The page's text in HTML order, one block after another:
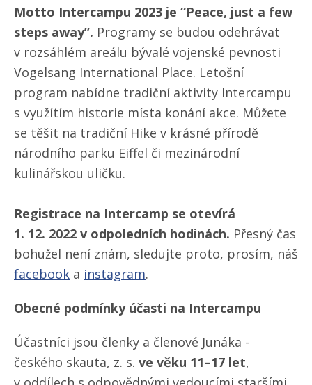
Motto Intercampu 2023 je “Peace, just a few
steps away”. Programy se budou odehrávat
v rozsáhlém areálu bývalé vojenské pevnosti
Vogelsang International Place. Letošní
program nabídne tradiční aktivity Intercampu
s využítím historie místa konání akce. Můžete
se těšit na tradiční Hike v krásné přírodě
národního parku Eiffel či mezinárodní
kulinářskou uličku.
Registrace na Intercamp se otevírá
1. 12. 2022 v odpoledních hodinách. Přesný čas
bohužel není znám, sledujte proto, prosím, náš
facebook a instagram.
Obecné podmínky účasti na Intercampu
Účastníci jsou členky a členové Junáka -
českého skauta, z. s. ve věku 11–17 let,